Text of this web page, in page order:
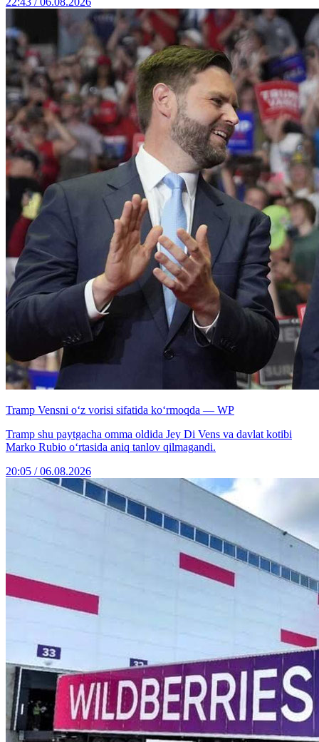
Tramp Vensni o‘z vorisi sifatida ko‘rmoqda — WP
Tramp shu paytgacha omma oldida Jey Di Vens va davlat kotibi
Marko Rubio o‘rtasida aniq tanlov qilmagandi.
20:05 / 06.08.2026